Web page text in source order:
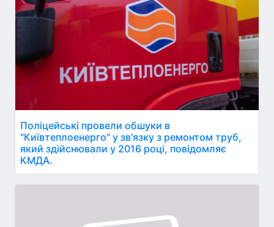
Поліцейські провели обшуки в
"Київтеплоенерго" у зв'язку з ремонтом труб,
який здійснювали у 2016 році, повідомляє
КМДА.